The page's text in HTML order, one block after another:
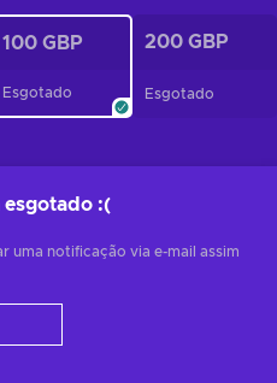
esgotado :(
uma notificação via e-mail assim
100 GBP
Esgotado
200 GBP
Esgotado